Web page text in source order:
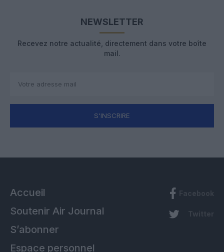
NEWSLETTER
Recevez notre actualité, directement dans votre boîte
mail.
S'INSCRIRE
Accueil
Soutenir Air Journal
S’abonner
Espace personnel